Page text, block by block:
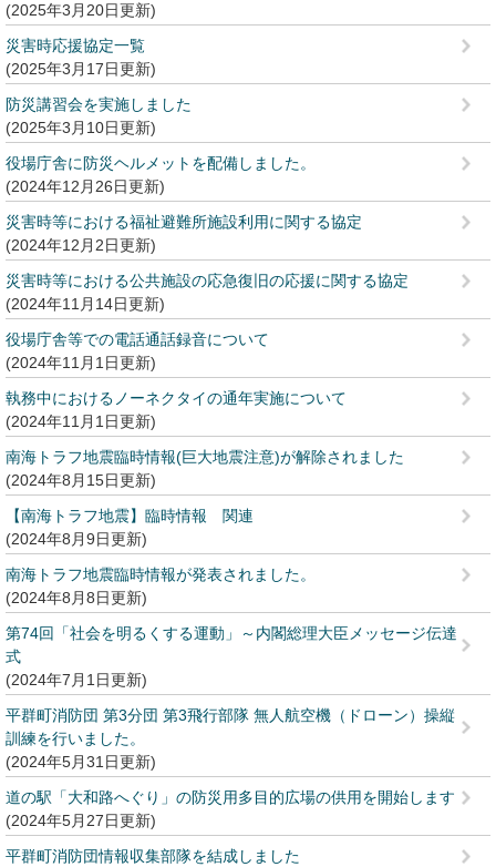
2025年3月20日更新
災害時応援協定一覧
2025年3月17日更新
防災講習会を実施しました
2025年3月10日更新
役場庁舎に防災ヘルメットを配備しました。
2024年12月26日更新
災害時等における福祉避難所施設利用に関する協定
2024年12月2日更新
災害時等における公共施設の応急復旧の応援に関する協定
2024年11月14日更新
役場庁舎等での電話通話録音について
2024年11月1日更新
執務中におけるノーネクタイの通年実施について
2024年11月1日更新
南海トラフ地震臨時情報(巨大地震注意)が解除されました
2024年8月15日更新
【南海トラフ地震】臨時情報 関連
2024年8月9日更新
南海トラフ地震臨時情報が発表されました。
2024年8月8日更新
第74回「社会を明るくする運動」～内閣総理大臣メッセージ伝達
式
2024年7月1日更新
平群町消防団 第3分団 第3飛行部隊 無人航空機（ドローン）操縦
訓練を行いました。
2024年5月31日更新
道の駅「大和路へぐり」の防災用多目的広場の供用を開始します
2024年5月27日更新
平群町消防団情報収集部隊を結成しました